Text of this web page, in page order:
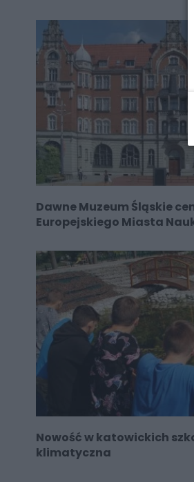
Dawne Muzeum Śląskie
Europejskiego Miasta
Nowość w katowickich
klimatyczna